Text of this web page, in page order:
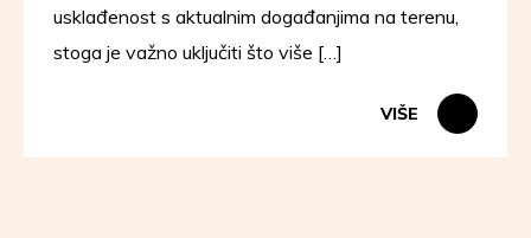
usklađenost s aktualnim događanjima na terenu,
stoga je važno uključiti što više […]
VIŠE